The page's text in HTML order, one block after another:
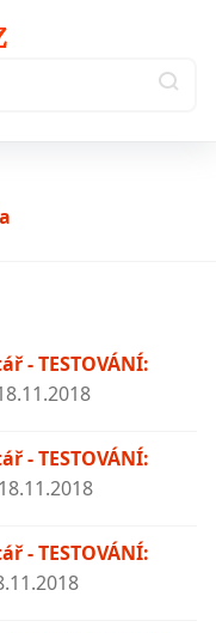
- TESTOVÁNÍ:
- TESTOVÁNÍ:
18.11.2018
- TESTOVÁNÍ: